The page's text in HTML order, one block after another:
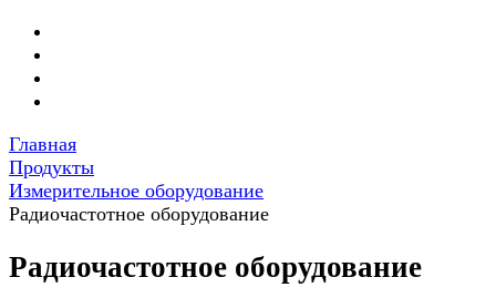
Главная
Продукты
Измерительное оборудование
Радиочастотное оборудование
Радиочастотное оборудование